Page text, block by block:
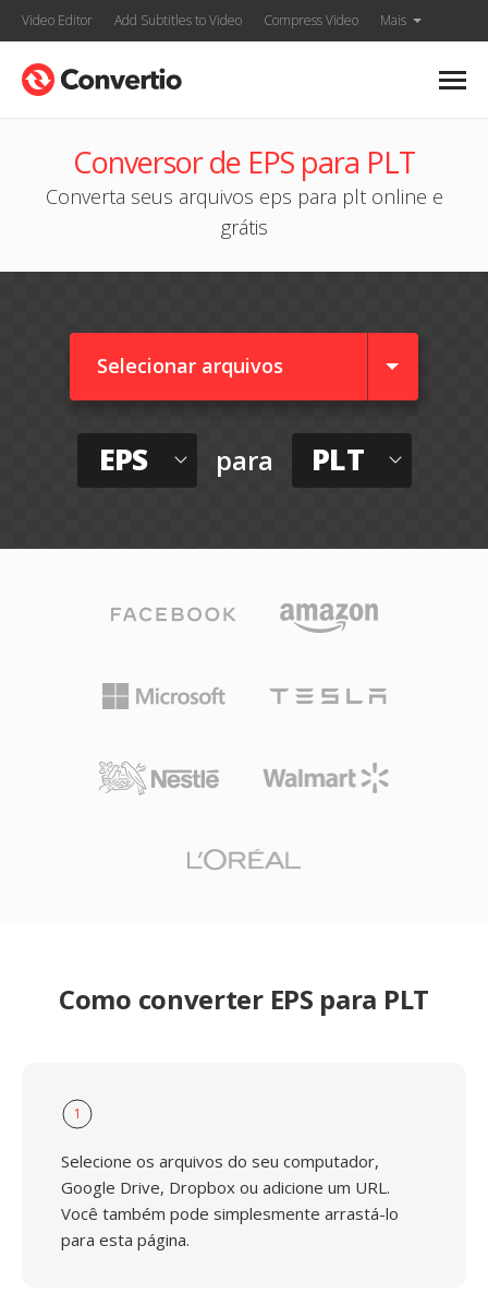
Video Editor Add Subtitles to Video Compress Video Mais
Conversor de EPS para PLT
Converta seus arquivos eps para plt online e
grátis
Selecionar arquivos
EPS para PLT
Como converter EPS para PLT
1
Selecione os arquivos do seu computador,
Google Drive, Dropbox ou adicione um URL.
Você também pode simplesmente arrastá-lo
para esta página.